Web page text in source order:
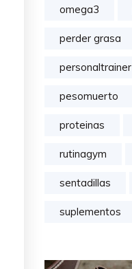
omega3
perder grasa
personaltrainer
pesomuerto
proteinas
rutinagym
sentadillas
suplementos